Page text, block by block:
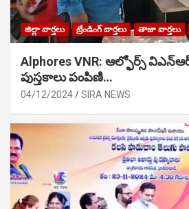
జిల్లా వార్తలు ట్రేండింగ్ వార్తలు తాజా వార్తలు
Alphores VNR: ఆల్ఫోర్స్
పుస్తకాలు పంపిణి…
04/12/2024 SIRA NEWS